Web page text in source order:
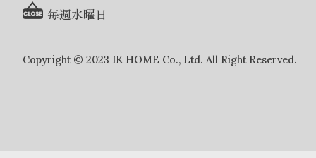
毎週水曜日
Copyright © 2023 IK HOME Co., Ltd. All Right Reserved.